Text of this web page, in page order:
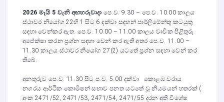
2026 මැයි 5 වැනි අඟහරුවාදා පෙ.ව. 9.30 – පෙ.ව. 10.00 කාලය
ස්ථාවර නියෝග 22හි 1 සිට 6 දක්වා සඳහන් පාර්ලිමේන්තු කටයුතු
සඳහා වෙන්කර ඇත. පෙ.ව. 10.00 – 11.00 කාලය වාචික පිළිතුරු
අපේක්ෂා කරන ප්‍රශ්න සඳහා වෙන් කර ඇති අතර පෙ.ව. 11.00 –
11.30 කාලය ස්ථාවර නියෝග 27(2) යටතේ ප්‍රශ්න සඳහා වෙන් කර
තිබේ.
අනතුරුව පෙ.ව. 11.30 සිට ප.ව. 5.00 දක්වා කොළඹ වරාය
නගරය ආර්ථික කොමිෂන් සභාව පනත යටතේ වූ නියමයන් හතරක් (
අංක 2471/52, 2471/53, 2471/54, 2471/55 දරන අති විශේෂ